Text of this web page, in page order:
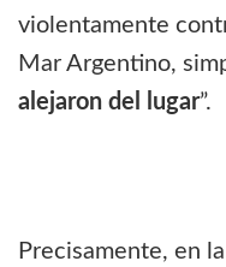
violentamente
Mar Argentino,
alejaron del lugar”.
Precisamente, en